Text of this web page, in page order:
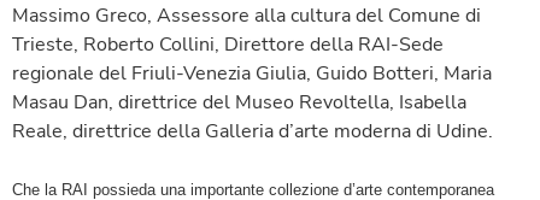
Massimo Greco, Assessore alla cultura del Comune di
Trieste, Roberto Collini, Direttore della RAI-Sede
regionale del Friuli-Venezia Giulia, Guido Botteri, Maria
Masau Dan, direttrice del Museo Revoltella, Isabella
Reale, direttrice della Galleria d’arte moderna di Udine.
Che la RAI possieda una importante collezione d’arte contemporanea